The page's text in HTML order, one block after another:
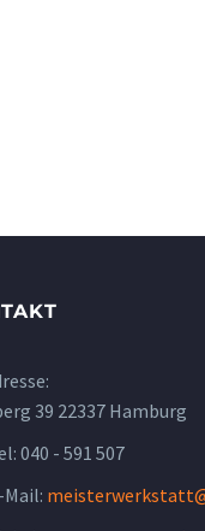
39 22337 Hamburg
040 - 591 507
Mail: